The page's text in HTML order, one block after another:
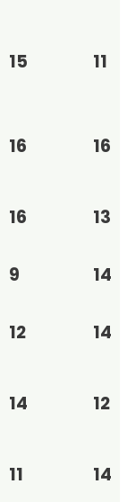
15 11
16 16
16 13
9 14
12 14
14 12
11 14